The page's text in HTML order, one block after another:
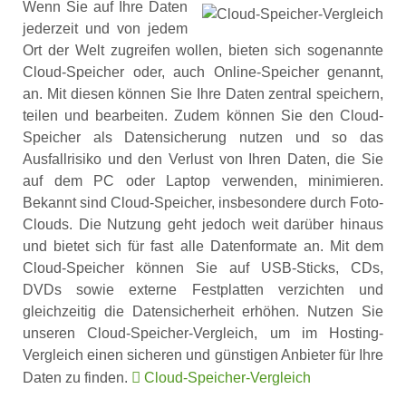
Wenn Sie auf Ihre Daten
jederzeit und von jedem
Ort der Welt zugreifen wollen, bieten sich sogenannte
Cloud-Speicher oder, auch Online-Speicher genannt,
an. Mit diesen können Sie Ihre Daten zentral speichern,
teilen und bearbeiten. Zudem können Sie den Cloud-
Speicher als Datensicherung nutzen und so das
Ausfallrisiko und den Verlust von Ihren Daten, die Sie
auf dem PC oder Laptop verwenden, minimieren.
Bekannt sind Cloud-Speicher, insbesondere durch Foto-
Clouds. Die Nutzung geht jedoch weit darüber hinaus
und bietet sich für fast alle Datenformate an. Mit dem
Cloud-Speicher können Sie auf USB-Sticks, CDs,
DVDs sowie externe Festplatten verzichten und
gleichzeitig die Datensicherheit erhöhen. Nutzen Sie
unseren Cloud-Speicher-Vergleich, um im Hosting-
Vergleich einen sicheren und günstigen Anbieter für Ihre
Daten zu finden.
Cloud-Speicher-Vergleich